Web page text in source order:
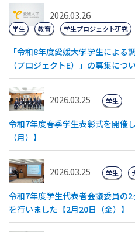
2026.03.26
「令和8年度愛媛大学学生による
（プロジェクトE）」の募集につ
学生 教育 学生プロジェクト研究
2026.03.25
令和7年度春季学生表彰式を開催
（月）】
学生
2026.03.25
令和7年度学生代表者会議委員の
を行いました【2月20日（金）】
学生